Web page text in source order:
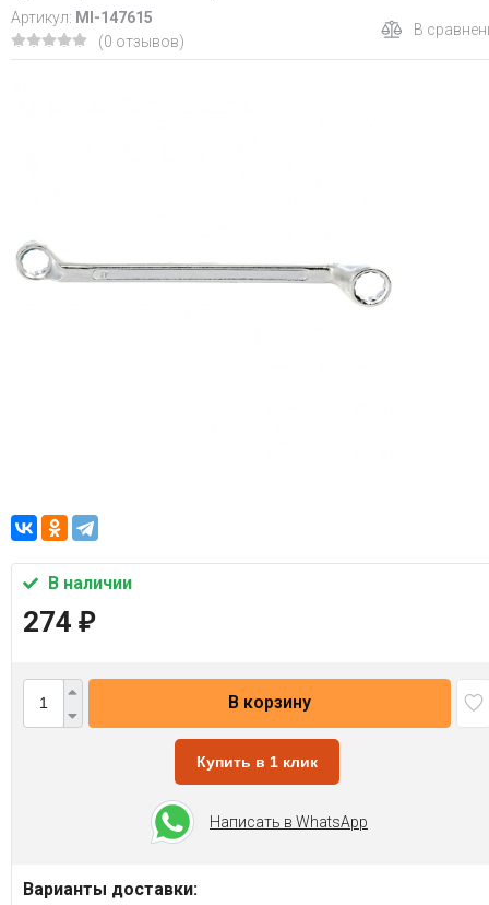
Артикул: MI-147615
(0 отзывов)
В
В наличии
274 ₽
В корзину
Купить в 1 клик
Написать в WhatsApp
Варианты доставки: